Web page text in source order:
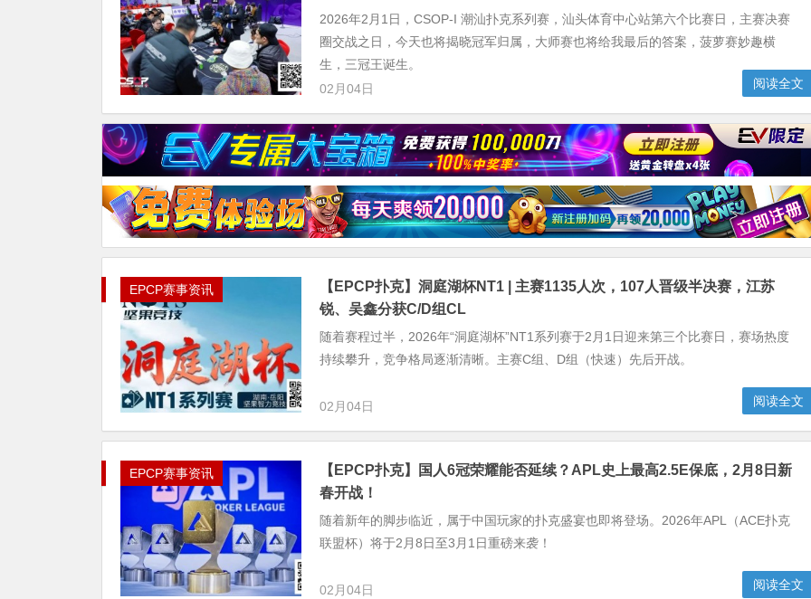
2026年2月1日，CSOP-I 潮汕扑克系列赛，汕头体育中心站第六个比赛日，主赛决赛
圈交战之日，今天也将揭晓冠军归属，大师赛也将给我最后的答案，菠萝赛妙趣横
生，三冠王诞生。
02月04日
阅读全文
EPCP赛事资讯
【EPCP扑克】洞庭湖杯NT1 | 主赛1135人次，107人晋级半决赛，江苏
锐、吴鑫分获C/D组CL
随着赛程过半，2026年“洞庭湖杯”NT1系列赛于2月1日迎来第三个比赛日，赛场热度
持续攀升，竞争格局逐渐清晰。主赛C组、D组（快速）先后开战。
02月04日 阅读全文
EPCP赛事资讯
【EPCP扑克】国人6冠荣耀能否延续？APL史上最高2.5E保底，2月8日新
春开战！
随着新年的脚步临近，属于中国玩家的扑克盛宴也即将登场。2026年APL（ACE扑克
联盟杯）将于2月8日至3月1日重磅来袭！
02月04日 阅读全文